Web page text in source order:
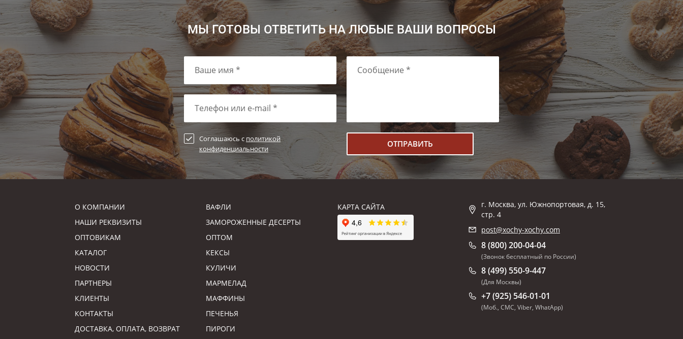
МЫ ГОТОВЫ ОТВЕТИТЬ НА ЛЮБЫЕ ВАШИ ВОПРОСЫ
Ваше имя *
Телефон или e-mail *
Сообщение *
Соглашаюсь с политикой
конфиденциальности
О КОМПАНИИ
НАШИ РЕКВИЗИТЫ
ОПТОВИКАМ
КАТАЛОГ
НОВОСТИ
ПАРТНЕРЫ
КЛИЕНТЫ
КОНТАКТЫ
ДОСТАВКА, ОПЛАТА, ВОЗВРАТ
ВАФЛИ
ЗАМОРОЖЕННЫЕ ДЕСЕРТЫ
ОПТОМ
КЕКСЫ
КУЛИЧИ
МАРМЕЛАД
МАФФИНЫ
ПЕЧЕНЬЯ
ПИРОГИ
КАРТА САЙТА
г. Москва, ул. Южнопортовая, д. 15,
стр. 4
post@xochy-xochy.com
8 (800) 200-04-04
(Звонок бесплатный по России)
8 (499) 550-9-447
(Для Москвы)
+7 (925) 546-01-01
(Моб., СМС, Viber, WhatApp)